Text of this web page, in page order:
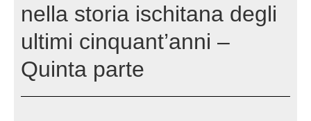
nella storia ischitana degli
ultimi cinquant’anni –
Quinta parte